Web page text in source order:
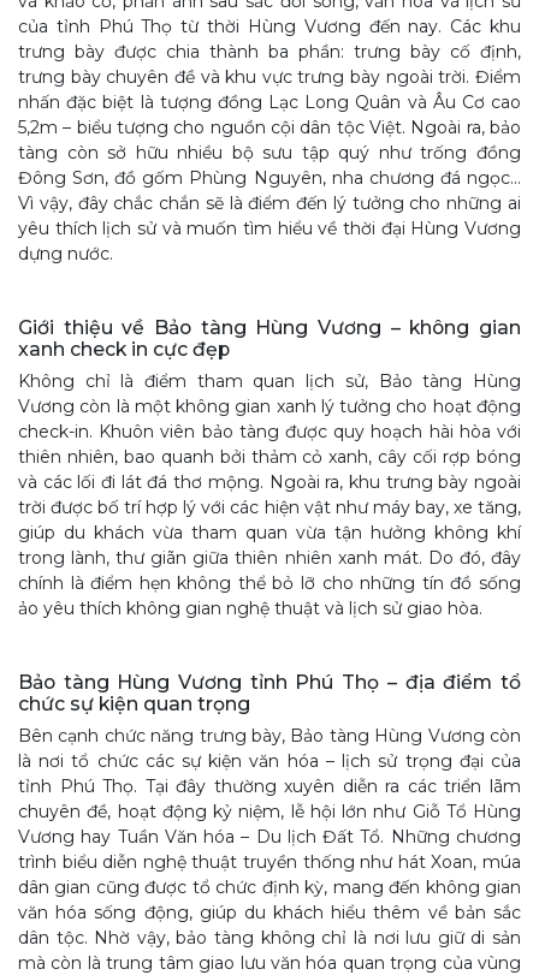
của tỉnh Phú Thọ từ thời Hùng Vương đến nay. Các khu
trưng bày được chia thành ba phần: trưng bày cố định,
trưng bày chuyên đề và khu vực trưng bày ngoài trời. Điểm
nhấn đặc biệt là tượng đồng Lạc Long Quân và Âu Cơ cao
5,2m – biểu tượng cho nguồn cội dân tộc Việt. Ngoài ra, bảo
tàng còn sở hữu nhiều bộ sưu tập quý như trống đồng
Đông Sơn, đồ gốm Phùng Nguyên, nha chương đá ngọc…
Vì vậy, đây chắc chắn sẽ là điểm đến lý tưởng cho những ai
yêu thích lịch sử và muốn tìm hiểu về thời đại Hùng Vương
dựng nước.
Giới thiệu về Bảo tàng Hùng Vương – không gian
xanh check in cực đẹp
Không chỉ là điểm tham quan lịch sử, Bảo tàng Hùng
Vương còn là một không gian xanh lý tưởng cho hoạt động
check-in. Khuôn viên bảo tàng được quy hoạch hài hòa với
thiên nhiên, bao quanh bởi thảm cỏ xanh, cây cối rợp bóng
và các lối đi lát đá thơ mộng. Ngoài ra, khu trưng bày ngoài
trời được bố trí hợp lý với các hiện vật như máy bay, xe tăng,
giúp du khách vừa tham quan vừa tận hưởng không khí
trong lành, thư giãn giữa thiên nhiên xanh mát. Do đó, đây
chính là điểm hẹn không thể bỏ lỡ cho những tín đồ sống
ảo yêu thích không gian nghệ thuật và lịch sử giao hòa.
Bảo tàng Hùng Vương tỉnh Phú Thọ – địa điểm tổ
chức sự kiện quan trọng
Bên cạnh chức năng trưng bày, Bảo tàng Hùng Vương còn
là nơi tổ chức các sự kiện văn hóa – lịch sử trọng đại của
tỉnh Phú Thọ. Tại đây thường xuyên diễn ra các triển lãm
chuyên đề, hoạt động kỷ niệm, lễ hội lớn như Giỗ Tổ Hùng
Vương hay Tuần Văn hóa – Du lịch Đất Tổ. Những chương
trình biểu diễn nghệ thuật truyền thống như hát Xoan, múa
dân gian cũng được tổ chức định kỳ, mang đến không gian
văn hóa sống động, giúp du khách hiểu thêm về bản sắc
dân tộc. Nhờ vậy, bảo tàng không chỉ là nơi lưu giữ di sản
mà còn là trung tâm giao lưu văn hóa quan trọng của vùng